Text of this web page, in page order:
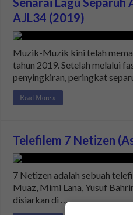
AJL34 (2019)
Muzik-Muzik kini telah
tahun 2019. Setelah melalui
penyingkiran, peringkat
Read More »
Telefilem 7 Netizen
7 Netizen adalah sebuah
Muaz, Mimi Lana, Yusuf
disiarkan di …